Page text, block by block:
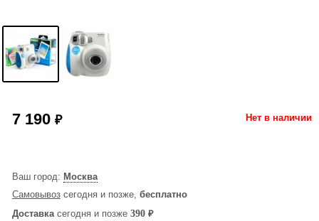
Нет в наличии
7 190 ₽
Ваш город: Москва
Самовывозсегодня и позже, бесплатно
Доставкасегодня и позже 390 ₽